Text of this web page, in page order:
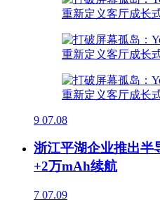
9 07.08
浙江平湖企业推出半
+2万mAh续航
7 07.09